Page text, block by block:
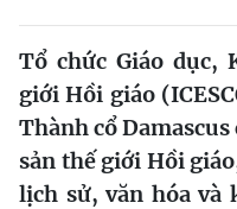
Tổ chức Giáo dục,
giới Hồi giáo
Thành cổ
sản thế giới Hồi
lịch sử, văn hóa và